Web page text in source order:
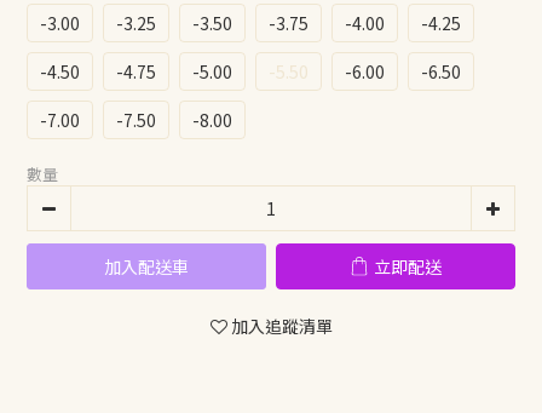
-3.00
-3.25 -3.50 -3.75 -4.00
-4.25
-4.50
-4.75 -5.00 -5.50 -6.00
-6.50
-7.00
-7.50 -8.00
數量
加入配送車 立即配送
加入追蹤清單